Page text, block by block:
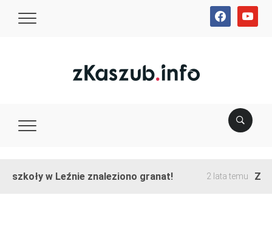
facebookyoutube
szkoły w Leźnie znaleziono granat! 2 lata temu